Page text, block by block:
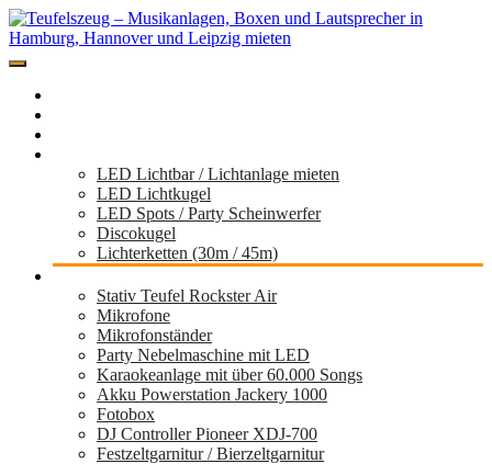
Zum
Inhalt
springen
Lautsprecher in Hamburg, Hannover und
Leipzig mieten
Festival, Hochzeit, Geburtstag oder die Gartenparty
LED Lichtbar / Lichtanlage mieten
LED Lichtkugel
LED Spots / Party Scheinwerfer
Discokugel
Lichterketten (30m / 45m)
Stativ Teufel Rockster Air
Mikrofone
Mikrofonständer
Party Nebelmaschine mit LED
Karaokeanlage mit über 60.000 Songs
Akku Powerstation Jackery 1000
Fotobox
DJ Controller Pioneer XDJ-700
Festzeltgarnitur / Bierzeltgarnitur